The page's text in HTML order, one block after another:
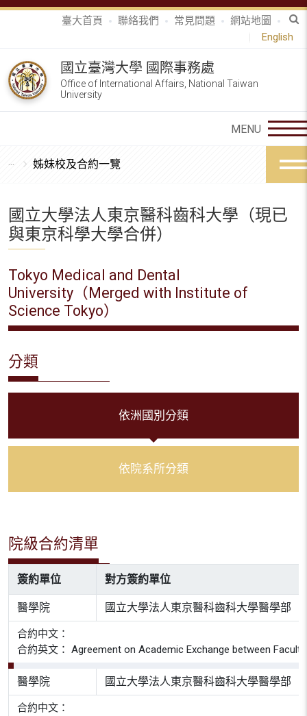
臺大首頁 聯絡我們 常見問題
網站地圖
English
國立臺灣大學 國際事務處
Office of International Affairs, National Taiwan
University
姊妹校及合約一覽
國立大學法人東京醫科齒科大學（現已
與東京科學大學合併）
Tokyo Medical and Dental
University（Merged with Institute of
Science Tokyo）
分類
依洲國別分類
依院系所分類
院級合約清單
簽約單位 對方簽約單位
醫學院 國立大學法人東京醫科齒科大學醫學部
合約中文：
合約英文： Agreement on Academic Exchange between
醫學院 國立大學法人東京醫科齒科大學醫學部
合約中文：